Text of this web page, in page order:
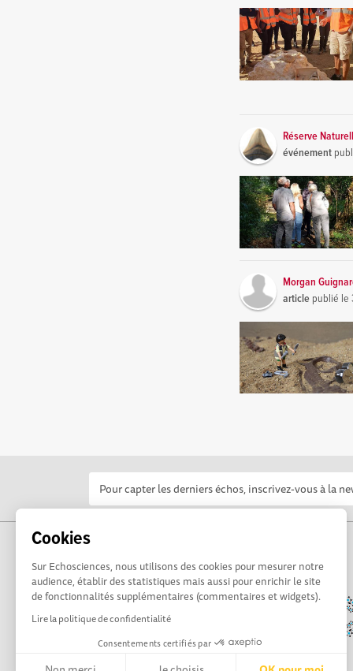
Cookies
Sur Echosciences, nous utilisons des cookies pour mesurer notre
audience, établir des statistiques mais aussi pour enrichir le site
de fonctionnalités supplémentaires (commentaires et widgets).
Lire la politique de confidentialité
Consentements certifiés par
Réserve
événement
Morgan
article publié le